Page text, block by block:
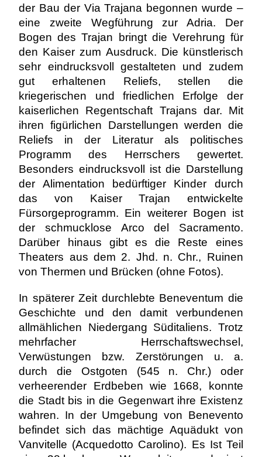
der Bau der Via Trajana begonnen wurde –
eine zweite Wegführung zur Adria. Der
Bogen des Trajan bringt die Verehrung für
den Kaiser zum Ausdruck. Die künstlerisch
sehr eindrucksvoll gestalteten und zudem
gut erhaltenen Reliefs, stellen die
kriegerischen und friedlichen Erfolge der
kaiserlichen Regentschaft Trajans dar. Mit
ihren figürlichen Darstellungen werden die
Reliefs in der Literatur als politisches
Programm des Herrschers gewertet.
Besonders eindrucksvoll ist die Darstellung
der Alimentation bedürftiger Kinder durch
das von Kaiser Trajan entwickelte
Fürsorgeprogramm. Ein weiterer Bogen ist
der schmucklose Arco del Sacramento.
Darüber hinaus gibt es die Reste eines
Theaters aus dem 2. Jhd. n. Chr., Ruinen
von Thermen und Brücken (ohne Fotos).
In späterer Zeit durchlebte Beneventum die
Geschichte und den damit verbundenen
allmählichen Niedergang Süditaliens. Trotz
mehrfacher Herrschaftswechsel,
Verwüstungen bzw. Zerstörungen u. a.
durch die Ostgoten (545 n. Chr.) oder
verheerender Erdbeben wie 1668, konnte
die Stadt bis in die Gegenwart ihre Existenz
wahren. In der Umgebung von Benevento
befindet sich das mächtige Aquädukt von
Vanvitelle (Acquedotto Carolino). Es Ist Teil